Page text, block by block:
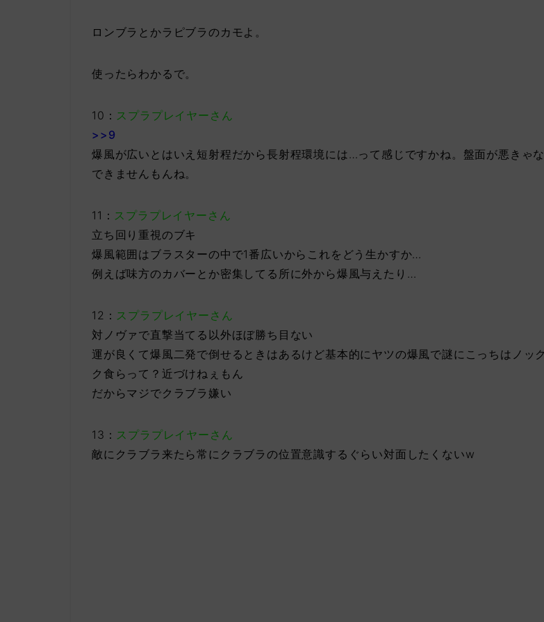
ロンブラとかラピブラのカモよ。
使ったらわかるで。
10： スプラプレイヤーさん
>>9
爆風が広いとはいえ短射程だから長射程環境には…って感じですかね。盤面が悪きゃ
できませんもんね。
11： スプラプレイヤーさん
立ち回り重視のブキ
爆風範囲はブラスターの中で1番広いからこれをどう生かすか…
例えば味方のカバーとか密集してる所に外から爆風与えたり…
12： スプラプレイヤーさん
対ノヴァで直撃当てる以外ほぼ勝ち目ない
運が良くて爆風二発で倒せるときはあるけど基本的にヤツの爆風で謎にこっちはノッ
ク食らって？近づけねぇもん
だからマジでクラブラ嫌い
13： スプラプレイヤーさん
敵にクラブラ来たら常にクラブラの位置意識するぐらい対面したくないw